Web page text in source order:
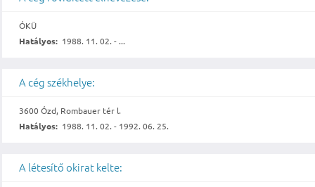
ÓKÜ
Hatályos: 1988. 11. 02. - ...
A cég székhelye:
3600 Ózd, Rombauer tér l.
Hatályos: 1988. 11. 02. - 1992. 06. 25.
A létesítő okirat kelte: